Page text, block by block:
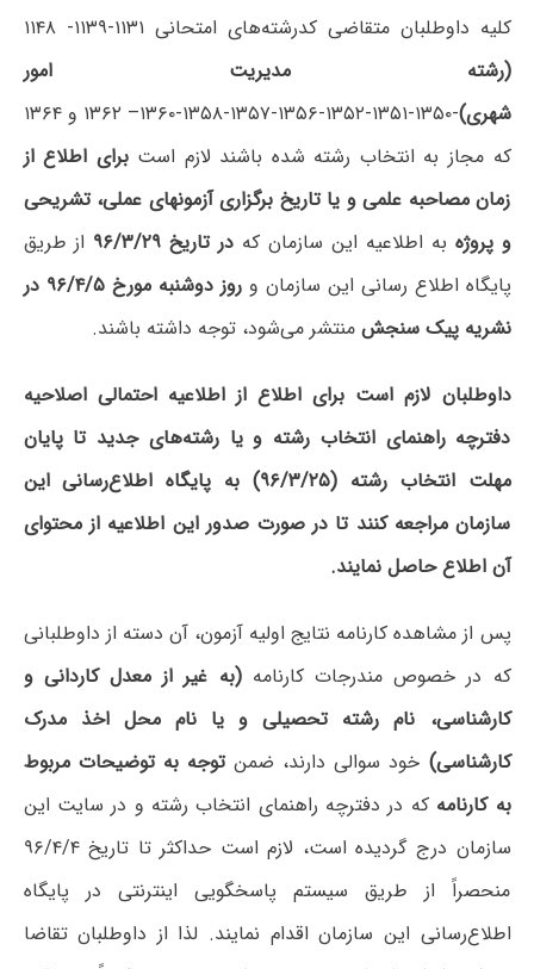
کلیه داوطلبان متقاضی کدرشته‌های امتحانی ۱۱۳۱-۱۱۳۹- ۱۱۴۸
(رشته مدیریت امور
شهری)
-۱۳۵۰-۱۳۵۱-۱۳۵۲-۱۳۵۶-۱۳۵۷-۱۳۵۸-۱۳۶۰– ۱۳۶۲ و ۱۳۶۴
که مجاز به انتخاب رشته شده باشند لازم استبرای اطلاع از
زمان مصاحبه علمی و یا تاریخ برگزاری آزمونهای عملی، تشریحی
و پروژه به اطلاعیه‌ این سازمان که در تاریخ ۹۶/۳/۲۹
از طریق
پایگاه اطلاع رسانی این سازمان و
روز دوشنبه مورخ ۹۶/۴/۵ در
نشریه پیک سنجش منتشر می‌شود، توجه داشته باشند.
داوطلبان لازم است برای اطلاع از اطلاعیه احتمالی اصلاحیه
دفترچه راهنمای انتخاب رشته و یا رشته‌های جدید تا پایان
مهلت انتخاب رشته (۹۶/۳/۲۵) به پایگاه اطلاع‌رسانی این
سازمان مراجعه کنند تا در صورت صدور این اطلاعیه از محتوای
آن اطلاع حاصل نمایند.
پس از مشاهده کارنامه نتایج اولیه آزمون، آن دسته از داوطلبانی
که در خصوص مندرجات کارنامه(به غیر از معدل کاردانی و
کارشناسی، نام رشته تحصیلی و یا نام محل اخذ مدرک
کارشناسی) خود سوالی دارند، ضمن توجه به توضیحات مربوط
به کارنامه که در دفترچه راهنمای انتخاب رشته و در سایت این
سازمان درج گردیده است، لازم است حداکثر تا تاریخ ۹۶/۴/۴
منحصراً از طریق سیستم پاسخگویی اینترنتی در پایگاه
اطلاع‌رسانی این سازمان اقدام نمایند. لذا از داوطلبان تقاضا